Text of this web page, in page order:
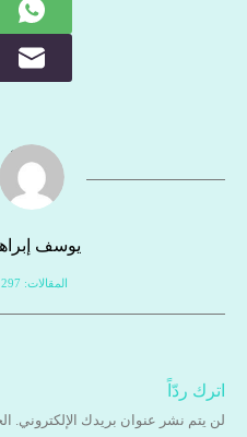
يوسف
المقالات: 1297
اترك ردّاً
لن يتم نشر عنوان بريدك الإلكتروني.